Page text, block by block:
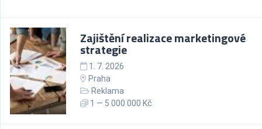
Zajištění realizace marketingové
strategie
1. 7. 2026
Praha
Reklama
1 — 5 000 000 Kč